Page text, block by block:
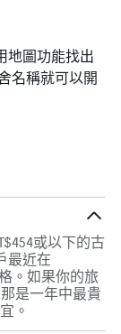
地圖功能找出
名稱就可以開
或以下的古
最近在
。如果你的旅
是一年中最貴
。